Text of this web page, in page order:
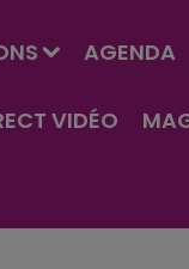
AGENDA
VIDÉO